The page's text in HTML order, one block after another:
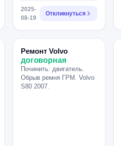
2025-
08-19
Откликнуться
Ремонт Volvo
договорная
Починить: двигатель.
Обрыв ремня ГРМ. Volvo
S80 2007.